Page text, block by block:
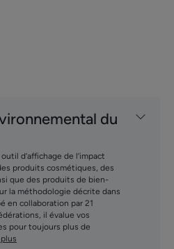
imperfections localisées
ENVIRONNEMENT
du
d’affichage de l’impact
produits cosmétiques, des
que des produits de bien-
la méthodologie décrite dans
en collaboration par 21
il évalue vos
pour toujours plus de